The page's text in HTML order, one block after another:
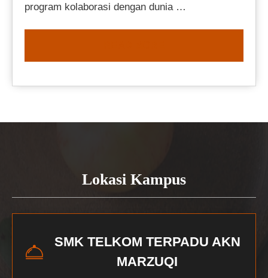
program kolaborasi dengan dunia …
Lokasi Kampus
SMK TELKOM TERPADU AKN
MARZUQI